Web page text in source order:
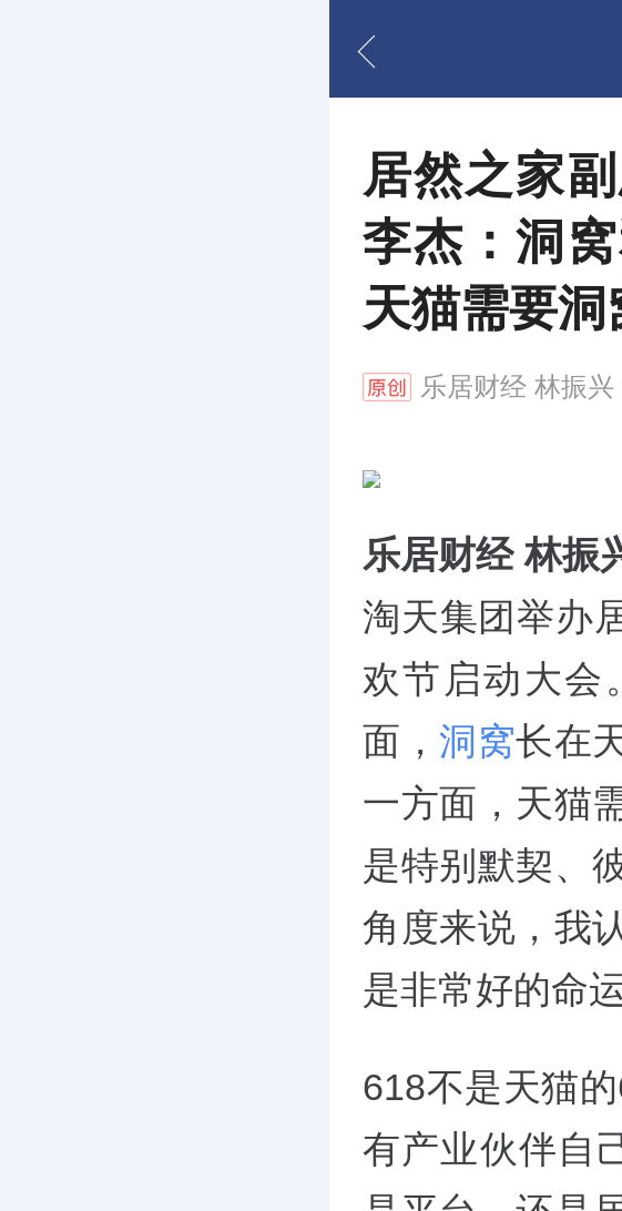
居然之家
李杰：洞
天猫需要洞
乐居财经 林振兴
乐居财经 林振
淘天集团举办
欢节启动大会
面， 洞窝长在
一方面，天猫
是特别默契、
角度来说，我
是非常好的命
618不是天猫
有产业伙伴自